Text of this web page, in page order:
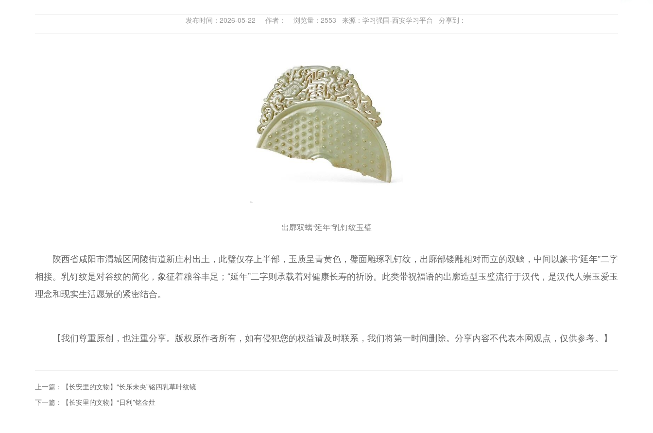
发布时间：2026-05-22 作者： 浏览量：2553 来源：学习强国-西安学习平台 分享到：
出廓双螭“延年”乳钉纹玉璧
陕西省咸阳市渭城区周陵街道新庄村出土，此璧仅存上半部，玉质呈青黄色，璧面雕琢乳钉纹，出廓部镂雕相对而立的双螭，中间以篆书“延年”二字
相接。乳钉纹是对谷纹的简化，象征着粮谷丰足；“延年”二字则承载着对健康长寿的祈盼。此类带祝福语的出廓造型玉璧流行于汉代，是汉代人崇玉爱玉
理念和现实生活愿景的紧密结合。
【我们尊重原创，也注重分享。版权原作者所有，如有侵犯您的权益请及时联系，我们将第一时间删除。分享内容不代表本网观点，仅供参考。】
上一篇：【长安里的文物】“长乐未央”铭四乳草叶纹镜
下一篇：【长安里的文物】“日利”铭金灶